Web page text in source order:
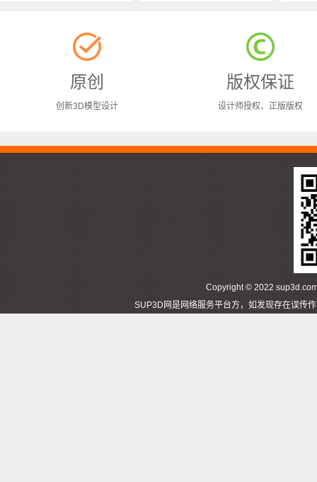
原创
创新3D模型设计
版权保证
设计师授权、正版版权
Copyright © 2022
SUP3D网是网络服务平台方，如发现存在误传